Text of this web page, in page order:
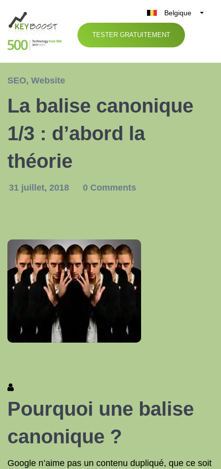
Belgique
België
Nederland
España
TESTER GRATUITEMENT
SEO, Website
La balise canonique
1/3 : d’abord la
théorie
31 juillet, 2018 0 Comments
Pourquoi une balise
canonique ?
Google n’aime pas un contenu dupliqué, que ce soit